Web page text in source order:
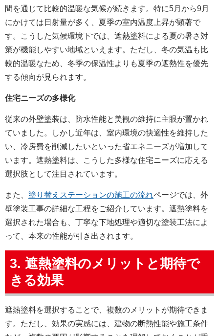
間を通じて比較的温暖な気候が続きます。特に5月から9月
にかけては日射量が多く、夏季の室内温度上昇が顕著で
す。こうした気候環境下では、遮熱塗料による夏の暑さ対
策が機能しやすい地域といえます。ただし、冬の気温も比
較的温暖なため、冬季の保温性よりも夏季の遮熱性を優先
する傾向が見られます。
住宅ニーズの多様化
従来の外壁塗装は、防水性能と美観の維持に主眼が置かれ
ていました。しかし近年は、室内環境の快適性を維持した
い、冷房費を削減したいといった省エネニーズが増加して
います。遮熱塗料は、こうした多様な住宅ニーズに応える
選択肢として注目されています。
また、 塗り替えステーションの施工の流れページでは、外
壁塗装工事の詳細な工程をご紹介しています。遮熱塗料を
選択された場合も、丁寧な下地処理や適切な塗装工法によ
って、本来の性能が引き出されます。
3. 遮熱塗料のメリットと期待で
きる効果
遮熱塗料を選択することで、複数のメリットが期待できま
す。ただし、効果の実感には、建物の断熱性能や施工条件